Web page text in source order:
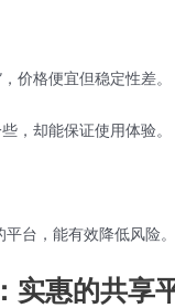
价格便宜但稳定性差。
，却能保证使用体验。
台，能有效降低风险。
实惠的共享